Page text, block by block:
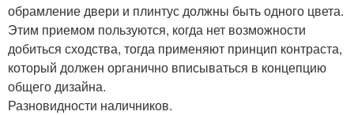
обрамление двери и плинтус должны быть одного цвета.
Этим приемом пользуются, когда нет возможности
добиться сходства, тогда применяют принцип контраста,
который должен органично вписываться в концепцию
общего дизайна.
Разновидности наличников.